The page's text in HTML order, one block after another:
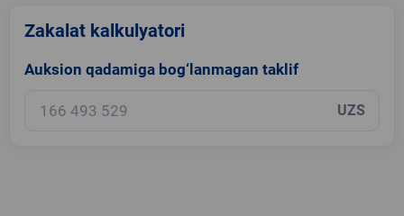
Zakalat kalkulyatori
Auksion qadamiga bog‘lanmagan taklif
UZS